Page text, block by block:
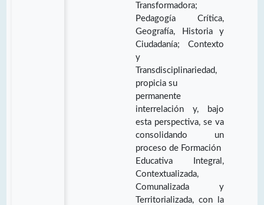
Transformadora;
Pedagogía Crítica,
Geografía, Historia y
Ciudadanía; Contexto
y
Transdisciplinariedad,
propicia su
permanente
interrelación y, bajo
esta perspectiva, se va
consolidando un
proceso de Formación
Educativa Integral,
Contextualizada,
Comunalizada y
Territorializada, con la